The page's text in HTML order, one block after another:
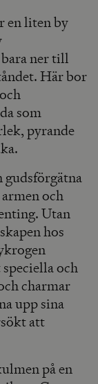
en liten by
ner till
Här bor
som
pyrande
gudsförgätna
och
Utan
hos
och
charmar
upp sina
att
på en